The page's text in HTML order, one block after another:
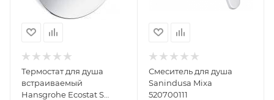
Термостат для душа
встраиваемый
Hansgrohe Ecostat S
Смеситель для душа
Sanindusa Mixa
520700111